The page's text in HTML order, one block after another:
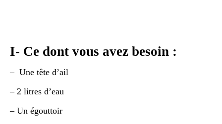
I- Ce dont vous avez besoin :
– Une tête d’ail
– 2 litres d’eau
– Un égouttoir